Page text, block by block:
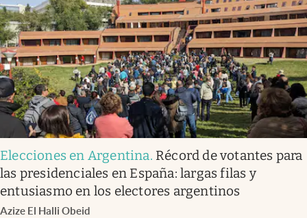
Elecciones en Argentina. Récord de votantes para
las presidenciales en España: largas filas y
entusiasmo en los electores argentinos
Azize El Halli Obeid